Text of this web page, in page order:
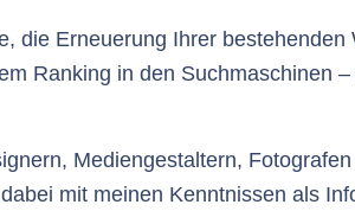
die Erneuerung Ihrer
Ranking in den Suchmaschinen
Mediengestaltern,
mit meinen Kenntnissen als